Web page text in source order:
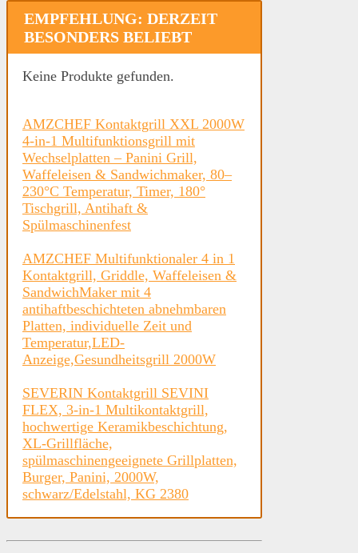
EMPFEHLUNG: DERZEIT
BESONDERS BELIEBT
Keine Produkte gefunden.
AMZCHEF Kontaktgrill XXL 2000W
4-in-1 Multifunktionsgrill mit
Wechselplatten – Panini Grill,
Waffeleisen & Sandwichmaker, 80–
230°C Temperatur, Timer, 180°
Tischgrill, Antihaft &
Spülmaschinenfest
AMZCHEF Multifunktionaler 4 in 1
Kontaktgrill, Griddle, Waffeleisen &
SandwichMaker mit 4
antihaftbeschichteten abnehmbaren
Platten, individuelle Zeit und
Temperatur,LED-
Anzeige,Gesundheitsgrill 2000W
SEVERIN Kontaktgrill SEVINI
FLEX, 3-in-1 Multikontaktgrill,
hochwertige Keramikbeschichtung,
XL-Grillfläche,
spülmaschinengeeignete Grillplatten,
Burger, Panini, 2000W,
schwarz/Edelstahl, KG 2380